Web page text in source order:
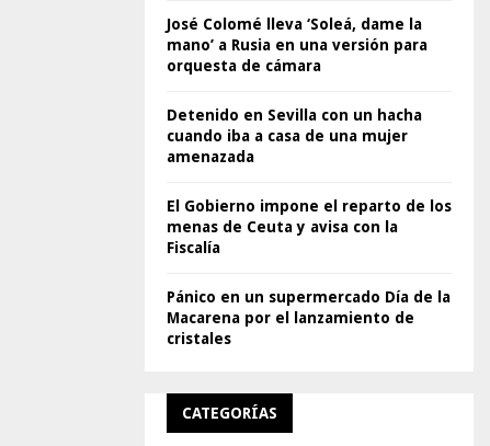
José Colomé lleva ‘Soleá, dame la
mano’ a Rusia en una versión para
orquesta de cámara
Detenido en Sevilla con un hacha
cuando iba a casa de una mujer
amenazada
El Gobierno impone el reparto de los
menas de Ceuta y avisa con la
Fiscalía
Pánico en un supermercado Día de la
Macarena por el lanzamiento de
cristales
CATEGORÍAS